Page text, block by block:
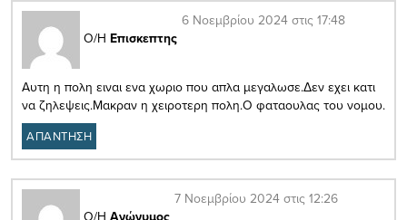
Ο/Η Επισκεπτης
6 Νοεμβρίου 2024 στις 17:48
Αυτη η πολη ειναι ενα χωριο που απλα μεγαλωσε.Δεν εχει κατι
να ζηλεψεις.Μακραν η χειροτερη πολη.Ο φαταουλας του νομου.
ΑΠΑΝΤΗΣΗ
7 Νοεμβρίου 2024 στις 12:26